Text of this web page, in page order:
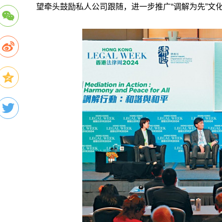
望牵头鼓励私人公司跟随，进一步推广“调解为先”文